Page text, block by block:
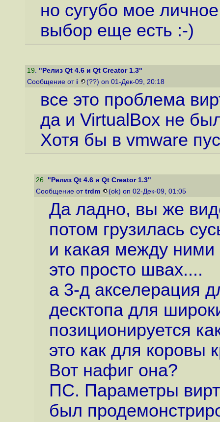
но сугубо мое
выбор еще есть :-)
19. "Релиз Qt 4.6 и Qt Creator 1.3"
Сообщение от i (??) on 01-Дек-09, 20:18
все это проблема
да и VirtualBox не
Хотя бы в vmware
26. "Релиз Qt 4.6 и Qt Creator 1.3"
Сообщение от trdm (ok) on 02-Дек-09, 01:05
Да ладно, вы же
потом грузилась
и какая между
это просто швах....
а 3-д акселерация
десктопа для
позиционируется
это как для
Вот нафиг она?
ПС. Параметры
был